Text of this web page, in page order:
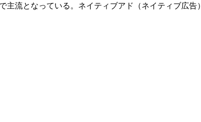
主流となっている。ネイティブアド（ネイティブ広